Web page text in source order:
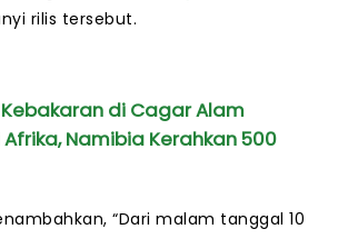
rilis tersebut.
di Cagar Alam
Namibia Kerahkan 500
“Dari malam tanggal 10